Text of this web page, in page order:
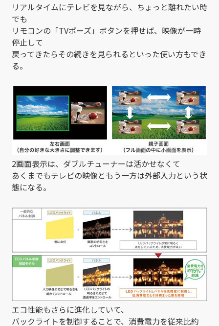
リアルタイムにテレビを見ながら、ちょっと離れたい時
でも
リモコンの「TVポーズ」ボタンを押せば、映像が一時
停止して
戻ってきたらその続きを見られるといった使い方もでき
る。
2画面表示は、ダブルチューナーは活かせなくて
あくまでもテレビの映像ともう一方は外部入力という状
態になる。
エコ性能もさらに進化していて、
バックライトを制御することで、消費電力を従来比約